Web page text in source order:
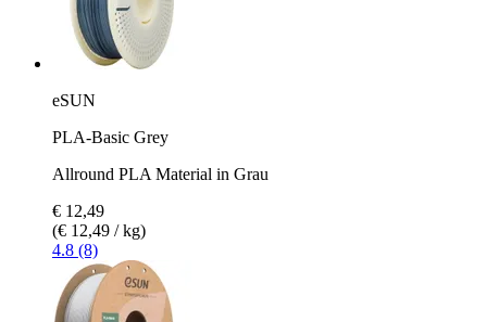
eSUN
PLA-Basic Grey
Allround PLA Material in Grau
€ 12,49
(€ 12,49 / kg)
4.8 (8)